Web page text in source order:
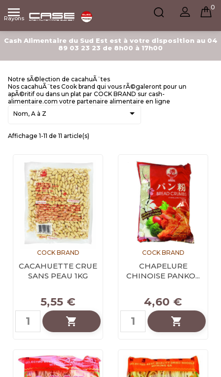

Rayons
0
Cash Alimentaire du Sud Est est à votre disposition au 04
89 03 23 23 de 8h00 à 17h00
Notre sÃ©lection de cacahuÃ¨tes
Nos cacahuÃ¨tes Cook brand qui vous rÃ©galeront pour un
apÃ©ritif ou dans un plat par COCK BRAND sur cash-
alimentaire.com votre partenaire alimentaire en ligne
Nom, A à Z

Affichage 1-11 de 11 article(s)
COCK BRAND
CACAHUETTE CRUE
SANS PEAU 1KG
5,55 €

COCK BRAND
CHAPELURE
CHINOISE PANKO...
4,60 €
